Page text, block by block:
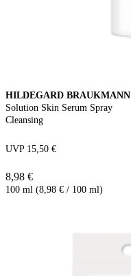
HILDEGARD BRAUKMANN
Solution Skin Serum Spray
Cleansing
UVP 15,50 €
8,98 €
100 ml (8,98 € / 100 ml)